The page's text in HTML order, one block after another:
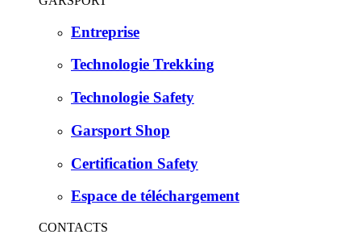
Entreprise
Technologie Trekking
Technologie Safety
Garsport Shop
Certification Safety
Espace de téléchargement
CONTACTS